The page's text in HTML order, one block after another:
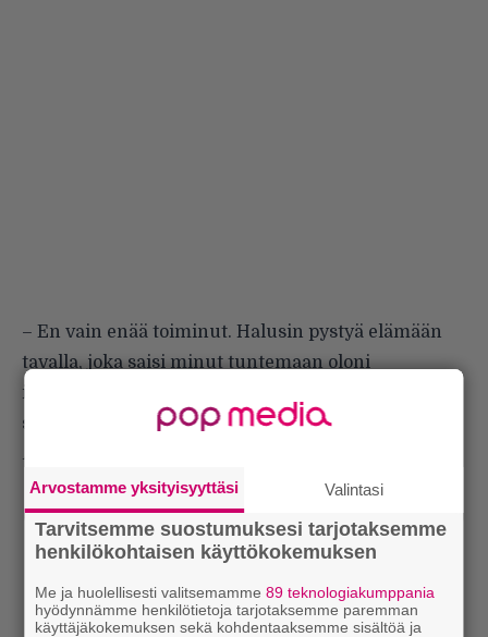
– En vain enää toiminut. Halusin pystyä elämään
tavalla, joka saisi minut tuntemaan oloni
itsevarmaksi maailmassa liikkuessani, Zegler
sanoo.
Lumikki
Arvostamme yksityisyyttäsi Valintasi
Tarvitsemme suostumuksesi tarjotaksemme
henkilökohtaisen käyttökokemuksen
Me ja huolellisesti valitsemamme89 teknologiakumppania
hyödynnämme henkilötietoja tarjotaksemme paremman
käyttäjäkokemuksen sekä kohdentaaksemme sisältöä ja